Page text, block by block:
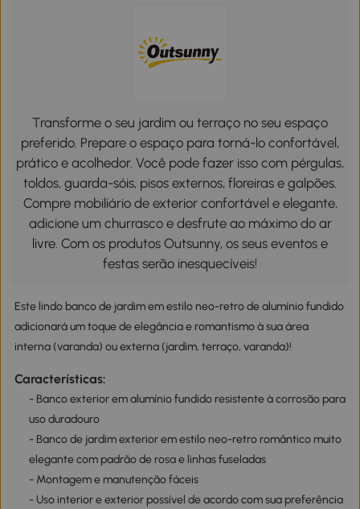
Transforme o seu jardim ou terraço no seu espaço
preferido. Prepare o espaço para torná-lo confortável,
prático e acolhedor. Você pode fazer isso com pérgulas,
toldos, guarda-sóis, pisos externos, floreiras e galpões.
Compre mobiliário de exterior confortável e elegante,
adicione um churrasco e desfrute ao máximo do ar
livre. Com os produtos Outsunny, os seus eventos e
festas serão inesquecíveis!
Este lindo banco de jardim em estilo neo-retro de alumínio fundido
adicionará um toque de elegância e romantismo à sua área
interna (varanda) ou externa (jardim, terraço, varanda)!
Características:
- Banco exterior em alumínio fundido resistente à corrosão para
uso duradouro
- Banco de jardim exterior em estilo neo-retro romântico muito
elegante com padrão de rosa e linhas fuseladas
- Montagem e manutenção fáceis
- Uso interior e exterior possível de acordo com sua preferência